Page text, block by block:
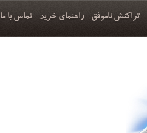
تراکنش ناموفق راهنمای خرید تماس با ما